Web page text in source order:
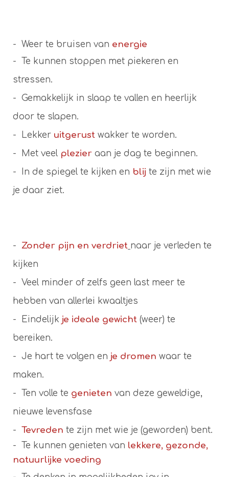
- Weer te bruisen van energie
- Te kunnen stoppen met piekeren en
stressen.
- Gemakkelijk in slaap te vallen en heerlijk
door te slapen.
- Lekker uitgerust wakker te worden.
- Met veel plezier aan je dag te beginnen.
- In de spiegel te kijken en blij te zijn met wie
je daar ziet.
- Zonder pijn en verdriet naar je verleden te
kijken
- Veel minder of zelfs geen last meer te
hebben van allerlei kwaaltjes
- Eindelijk je ideale gewicht (weer) te
bereiken.
- Je hart te volgen en je dromen waar te
maken.
- Ten volle te genieten van deze geweldige,
nieuwe levensfase
- Tevreden te zijn met wie je (geworden) bent.
- Te kunnen genieten van lekkere, gezonde,
natuurlijke voeding